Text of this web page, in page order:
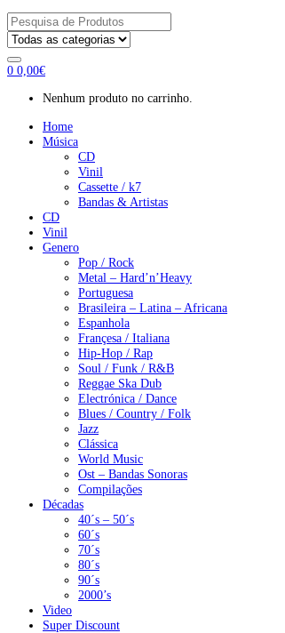
Pesquisar
por:
0 0,00€
Nenhum produto no carrinho.
Home
Música
CD
Vinil
Cassette / k7
Bandas & Artistas
CD
Vinil
Genero
Pop / Rock
Metal – Hard’n’Heavy
Portuguesa
Brasileira – Latina – Africana
Espanhola
Françesa / Italiana
Hip-Hop / Rap
Soul / Funk / R&B
Reggae Ska Dub
Electrónica / Dance
Blues / Country / Folk
Jazz
Clássica
World Music
Ost – Bandas Sonoras
Compilações
Décadas
40´s – 50´s
60´s
70´s
80´s
90´s
2000’s
Video
Super Discount